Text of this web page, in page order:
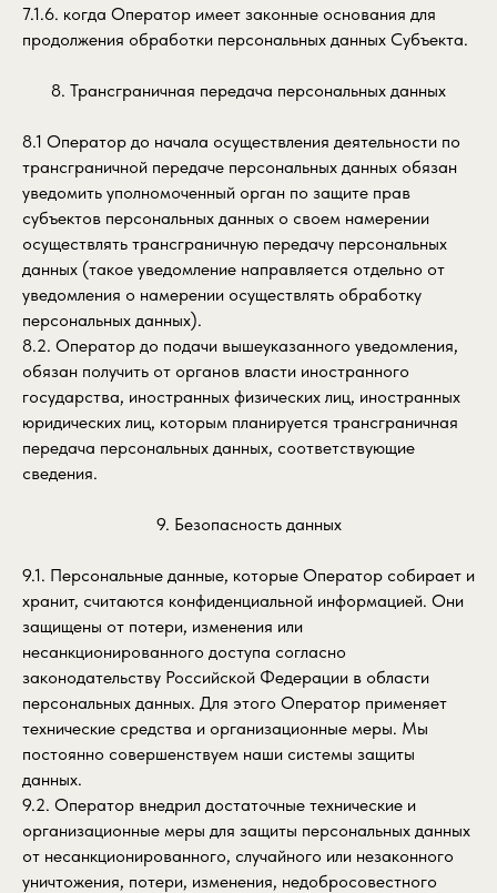
7.1.6. когда Оператор имеет законные основания для
продолжения обработки персональных данных Субъекта.
8. Трансграничная передача персональных данных
8.1 Оператор до начала осуществления деятельности по
трансграничной передаче персональных данных обязан
уведомить уполномоченный орган по защите прав
субъектов персональных данных о своем намерении
осуществлять трансграничную передачу персональных
данных (такое уведомление направляется отдельно от
уведомления о намерении осуществлять обработку
персональных данных).
8.2. Оператор до подачи вышеуказанного уведомления,
обязан получить от органов власти иностранного
государства, иностранных физических лиц, иностранных
юридических лиц, которым планируется трансграничная
передача персональных данных, соответствующие
сведения.
9. Безопасность данных
9.1. Персональные данные, которые Оператор собирает и
хранит, считаются конфиденциальной информацией. Они
защищены от потери, изменения или
несанкционированного доступа согласно
законодательству Российской Федерации в области
персональных данных. Для этого Оператор применяет
технические средства и организационные меры. Мы
постоянно совершенствуем наши системы защиты
данных.
9.2. Оператор внедрил достаточные технические и
организационные меры для защиты персональных данных
от несанкционированного, случайного или незаконного
уничтожения, потери, изменения, недобросовестного